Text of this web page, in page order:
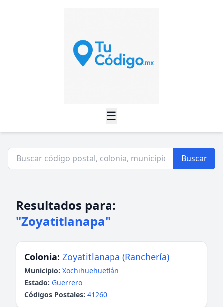
☰
Buscar
Resultados para:
"Zoyatitlanapa"
Colonia: Zoyatitlanapa (Ranchería)
Municipio: Xochihuehuetlán
Estado: Guerrero
Códigos Postales: 41260